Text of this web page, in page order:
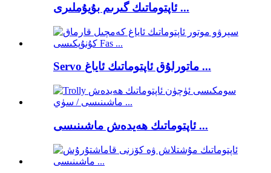
ئاپتوماتىك گىرىم بۇيۇملىرى ...
Servo ماتورلۇق ئاپتوماتىك ئاياغ ...
ئاپتوماتىك ھەيدەش ماشىنىسى ...